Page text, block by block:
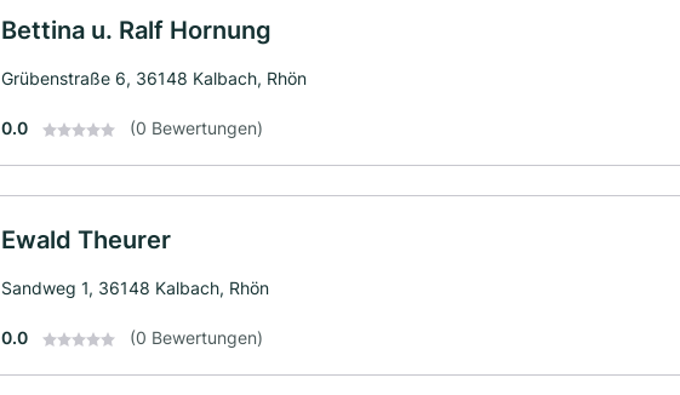
Bettina u. Ralf Hornung
Grübenstraße 6, 36148 Kalbach, Rhön
0.0 (0 Bewertungen)
Ewald Theurer
Sandweg 1, 36148 Kalbach, Rhön
0.0 (0 Bewertungen)